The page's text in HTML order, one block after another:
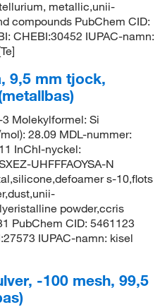
metallic,unii-
compounds PubChem CID:
CHEBI:30452 IUPAC-namn:
9,5 mm tjock,
Molekylformel: Si
28.09 MDL-nummer:
InChI-nyckel:
UHFFFAOYSA-N
s-10,flots
powder,ccris
PubChem CID: 5461123
IUPAC-namn: kisel
-100 mesh, 99,5